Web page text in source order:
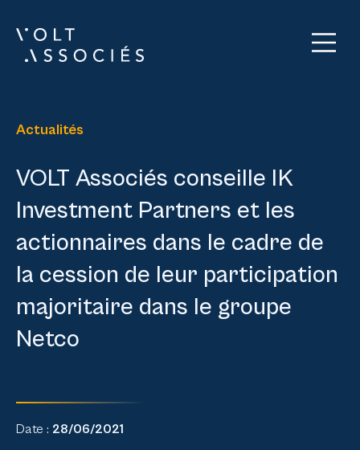
Actualités
VOLT Associés conseille IK
Investment Partners et les
actionnaires dans le cadre de
la cession de leur participation
majoritaire dans le groupe
Netco
Date : 28/06/2021